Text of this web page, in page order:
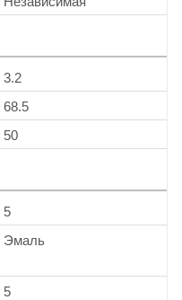
3.2
68.5
50
5
Эмаль
5